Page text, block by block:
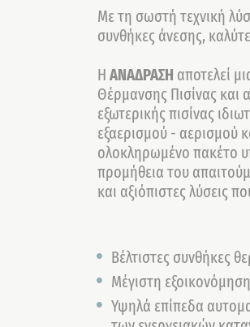
Με τη σωστή τεχνική
συνθήκες άνεσης,
Η ΑΝΑΔΡΑΣΗ αποτελεί
Θέρμανσης Πισίνας και
εξωτερικής πισίνας
εξαερισμού - αερισμού
ολοκληρωμένο πακέτο
προμήθεια του
και αξιόπιστες λύσεις
Βέλτιστες συνθήκες
Μέγιστη
Υψηλά επίπεδα